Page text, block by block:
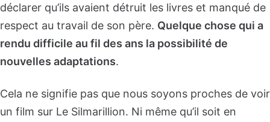
déclarer qu’ils avaient détruit les livres et manqué de
respect au travail de son père. Quelque chose qui a
rendu difficile au fil des ans la possibilité de
nouvelles adaptations.
Cela ne signifie pas que nous soyons proches de voir
un film sur Le Silmarillion. Ni même qu’il soit en